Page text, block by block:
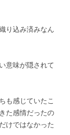
り込み済みなん
意味が隠されて
も感じていたこ
た感情だったの
けではなかった